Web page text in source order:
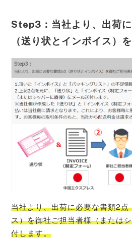
Step3：当社より、出荷
（送り状とインボイス）
当社より、出荷に必要な書類2点
ス）を御社ご担当者様（または
付します。